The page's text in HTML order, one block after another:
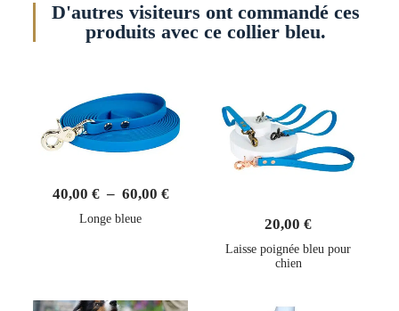
D'autres visiteurs ont commandé ces
produits avec ce collier bleu.
40,00 € – 60,00 €
Longe bleue 20,00€
Laisse poignée bleu pour
chien